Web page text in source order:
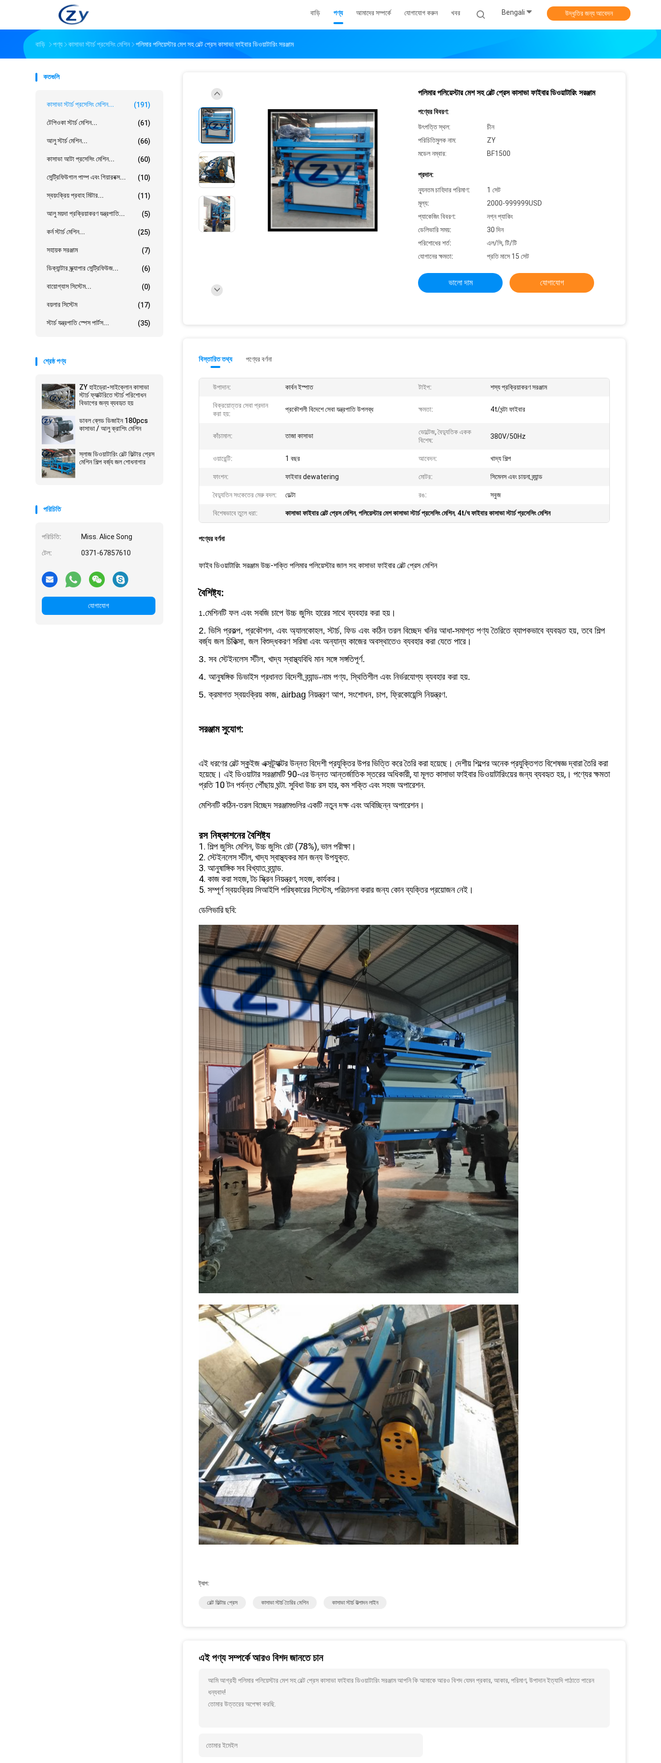
বাড়ি পণ্য আমাদের সম্পর্কে যোগাযোগ করুন খবর Bengali উদ্ধৃতির জন্য আবেদন
বাড়ি পণ্য কাসাভা স্টার্চ প্রসেসিং মেশিন পলিমার পলিয়েস্টার মেশ সহ বেল্ট প্রেস কাসাভা ফাইবার ডিওয়াটারিং সরঞ্জাম
কতগুলি
কাসাভা স্টার্চ প্রসেসিং মেশিন... (191)
টেপিওকা স্টার্চ মেশিন... (61)
আলু স্টার্চ মেশিন... (66)
কাসাভা আটা প্রসেসিং মেশিন... (60)
সেন্ট্রিফিউগাল পাম্প এবং গিয়ারবক্স... (10)
স্বয়ংক্রিয় প্রবাহ মিটার... (11)
আলু ময়দা প্রক্রিয়াকরণ যন্ত্রপাতি... (5)
কর্ন স্টার্চ মেশিন... (25)
সহায়ক সরঞ্জাম (7)
ডিক্যান্টার স্ক্র্যাপার সেন্ট্রিফিউজ... (6)
বায়োগ্যাস সিস্টেম... (0)
বয়লার সিস্টেম (17)
স্টার্চ যন্ত্রপাতি স্পেস পার্টস... (35)
শ্রেষ্ঠ পণ্য
ZY হাইড্রো-সাইক্লোন কাসাভা
স্টার্চ ফ্যাক্টরিতে স্টার্চ পরিশোধন
বিভাগের জন্য ব্যবহৃত হয়
ডাবল ব্লেড ডিজাইন 180pcs
কাসাভা / আলু ক্রাশিং মেশিন
স্লাজ ডিওয়াটারিং বেল্ট ফিল্টার প্রেস
মেশিন শিল্প বর্জ্য জল শোধনাগার
পরিচিতি
পরিচিতি: Miss. Alice Song
টেল: 0371-67857610
যোগাযোগ
পলিমার পলিয়েস্টার মেশ সহ বেল্ট প্রেস কাসাভা ফাইবার ডিওয়াটারিং সরঞ্জাম
পণ্যের বিবরণ:
উৎপত্তি স্থল:
চীন
পরিচিতিমুলক নাম:
ZY
মডেল নম্বার:
BF1500
প্রদান:
ন্যূনতম চাহিদার পরিমাণ:
1 সেট
মূল্য:
2000-999999USD
প্যাকেজিং বিবরণ:
নগ্ন প্যাকিং
ডেলিভারি সময়:
30 দিন
পরিশোধের শর্ত:
এল/সি, টি/টি
যোগানের ক্ষমতা:
প্রতি মাসে 15 সেট
ভালো দাম যোগাযোগ
বিস্তারিত তথ্য পণ্যের বর্ণনা
উপাদান: কার্বন ইস্পাত টাইপ: শস্য প্রক্রিয়াকরণ সরঞ্জাম
বিক্রয়োত্তর সেবা প্রদান
করা হয়:
প্রকৌশলী বিদেশে সেবা যন্ত্রপাতি উপলব্ধ ক্ষমতা: 4t/ঘন্টা ফাইবার
কাঁচামাল: তাজা কাসাভা
ভোল্টেজ, বৈদ্যুতিক একক
বিশেষ:
380V/50Hz
ওয়ারেন্টি: 1 বছর আবেদন: খাদ্য শিল্প
ফাংশন: ফাইবার dewatering মোটর: সিমেনস এবং চায়না ব্র্যান্ড
বৈদ্যুতিন সংকেতের মেরু বদল: ডেল্টা রঙ: সবুজ
বিশেষভাবে তুলে ধরা: কাসাভা ফাইবার বেল্ট প্রেস মেশিন, পলিয়েস্টার মেশ কাসাভা স্টার্চ প্রসেসিং মেশিন, 4t/ঘ ফাইবার কাসাভা স্টার্চ প্রসেসিং মেশিন
পণ্যের বর্ণনা
ফাইব ডিওয়াটারিং সরঞ্জাম উচ্চ-শক্তি পলিমার পলিয়েস্টার জাল সহ কাসাভা ফাইবার বেল্ট প্রেস মেশিন
বৈশিষ্ট্য:
1 .মেশিনটি ফল এবং সবজি চাপে উচ্চ জুসিং হারের সাথে ব্যবহার করা হয়।
2. ভিসি প্রকল্প, প্রকৌশল, এবং অ্যালকোহল, স্টার্চ, ফিড এবং কঠিন তরল বিচ্ছেদ খনির আধা-সমাপ্ত পণ্য তৈরিতে ব্যাপকভাবে ব্যবহৃত হয়, তবে শিল্প
বর্জ্য জল চিকিত্সা, জল বিশুদ্ধকরণ সরিষা এবং অন্যান্য কাজের অবস্থাতেও ব্যবহার করা যেতে পারে।
3. সব স্টেইনলেস স্টীল, খাদ্য স্বাস্থ্যবিধি মান সঙ্গে সঙ্গতিপূর্ণ.
4. আনুষঙ্গিক ডিভাইস প্রধানত বিদেশী ব্র্যান্ড-নাম পণ্য, স্থিতিশীল এবং নির্ভরযোগ্য ব্যবহার করা হয়.
5. ক্রমাগত স্বয়ংক্রিয় কাজ, airbag নিয়ন্ত্রণ আপ, সংশোধন, চাপ, ফ্রিকোয়েন্সি নিয়ন্ত্রণ.
সরঞ্জাম সুযোগ:
এই ধরণের বেল্ট স্কুইজ এক্সট্র্যাক্টর উন্নত বিদেশী প্রযুক্তির উপর ভিত্তি করে তৈরি করা হয়েছে। দেশীয় শিল্পের অনেক প্রযুক্তিগত বিশেষজ্ঞ দ্বারা তৈরি করা
হয়েছে। এই ডিওয়াটার সরঞ্জামটি 90-এর উন্নত আন্তর্জাতিক স্তরের অধিকারী, যা মূলত কাসাভা ফাইবার ডিওয়াটারিংয়ের জন্য ব্যবহৃত হয়,। পণ্যের ক্ষমতা
প্রতি 10 টন পর্যন্ত পৌঁছায় ঘন্টা. সুবিধা উচ্চ রস হার, কম শক্তি এবং সহজ অপারেশন.
মেশিনটি কঠিন-তরল বিচ্ছেদ সরঞ্জামগুলির একটি নতুন দক্ষ এবং অবিচ্ছিন্ন অপারেশন।
রস নিষ্কাশনের বৈশিষ্ট্য
1. শিল্প জুসিং মেশিন, উচ্চ জুসিং রেট (78%), ভাল পরীক্ষা।
2. স্টেইনলেস স্টীল, খাদ্য স্বাস্থ্যকর মান জন্য উপযুক্ত.
3. আনুষাঙ্গিক সব বিখ্যাত ব্র্যান্ড.
4. কাজ করা সহজ, টচ স্ক্রিন নিয়ন্ত্রণ, সহজ, কার্যকর।
5. সম্পূর্ণ স্বয়ংক্রিয় সিআইপি পরিষ্কারের সিস্টেম, পরিচালনা করার জন্য কোন ব্যক্তির প্রয়োজন নেই।
ডেলিভারি ছবি:
ট্যাগ:
বেল্ট ফিল্টার প্রেস কাসাভা স্টার্চ তৈরির মেশিন কাসাভা স্টার্চ উত্পাদন লাইন
এই পণ্য সম্পর্কে আরও বিশদ জানতে চান
আমি আগ্রহী পলিমার পলিয়েস্টার মেশ সহ বেল্ট প্রেস কাসাভা ফাইবার ডিওয়াটারিং সরঞ্জাম আপনি কি আমাকে আরও বিশদ যেমন প্রকার, আকার, পরিমাণ, উপাদান ইত্যাদি পাঠাতে পারেন
ধন্যবাদ!
তোমার উত্তরের অপেক্ষা করছি.